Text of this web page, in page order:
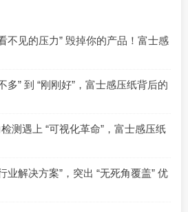
不见的压力” 毁掉你的产品！富士感
多” 到 “刚刚好”，富士感压纸背后的
测遇上 “可视化革命”，富士感压纸
业解决方案”，突出 “无死角覆盖” 优